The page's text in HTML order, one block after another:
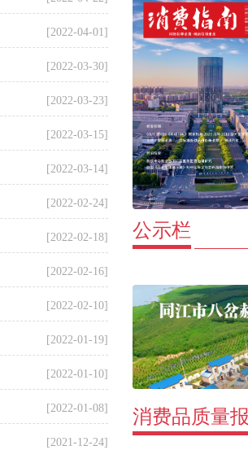
[2022-04-01]
[2022-03-30]
[2022-03-23]
[2022-03-15]
[2022-03-14]
[2022-02-24]
[2022-02-18]
[2022-02-16]
[2022-02-10]
[2022-01-19]
[2022-01-10]
[2022-01-08]
[2021-12-24]
公示栏
消费品质量